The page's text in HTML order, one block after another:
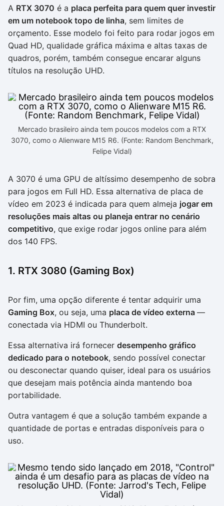
A RTX 3070 é a placa perfeita para quem quer investir
em um notebook topo de linha, sem limites de
orçamento. Esse modelo foi feito para rodar jogos em
Quad HD, qualidade gráfica máxima e altas taxas de
quadros, porém, também consegue encarar alguns
títulos na resolução UHD.
Mercado brasileiro ainda tem poucos modelos com a RTX
3070, como o Alienware M15 R6. (Fonte: Random Benchmark,
Felipe Vidal)
A 3070 é uma GPU de altíssimo desempenho de sobra
para jogos em Full HD. Essa alternativa de placa de
vídeo em 2023 é indicada para quem almeja jogar em
resoluções mais altas ou planeja entrar no cenário
competitivo, que exige rodar jogos online para além
dos 140 FPS.
1. RTX 3080 (Gaming Box)
Por fim, uma opção diferente é tentar adquirir uma
Gaming Box, ou seja, uma placa de vídeo externa —
conectada via HDMI ou Thunderbolt.
Essa alternativa irá fornecer desempenho gráfico
dedicado para o notebook, sendo possível conectar
ou desconectar quando quiser, ideal para os usuários
que desejam mais potência ainda mantendo boa
portabilidade.
Outra vantagem é que a solução também expande a
quantidade de portas e entradas disponíveis para o
uso.